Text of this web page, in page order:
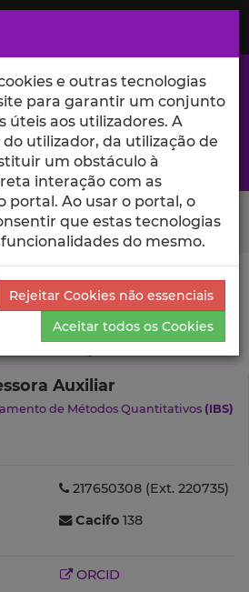
e ciência no Iscte
Sofia Maria Lopes Portela
Citações
Maria Lopes Portela
Auxiliar
de Métodos Quantitativos (IBS)
217650308 (Ext. 220735)
Cacifo 138
ORCID
e outras tecnologias
para garantir um conjunto
úteis aos utilizadores. A
utilizador, da utilização de
um obstáculo à
interação com as
portal. Ao usar o portal, o
que estas tecnologias
do mesmo.
Rejeitar Cookies não essenciais
Aceitar todos os Cookies